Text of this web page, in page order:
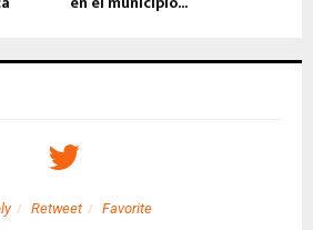
Retweet Favorite